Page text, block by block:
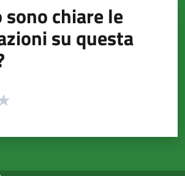
sono chiare le
su questa
la pagina